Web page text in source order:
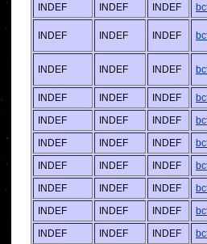
INDEF
INDEF INDEF
INDEF INDEF INDEF
INDEF INDEF INDEF
INDEF INDEF INDEF
INDEF
INDEF INDEF
INDEF
INDEF INDEF
INDEF
INDEF INDEF
INDEF
INDEF INDEF
INDEF
INDEF INDEF
INDEF
INDEF INDEF